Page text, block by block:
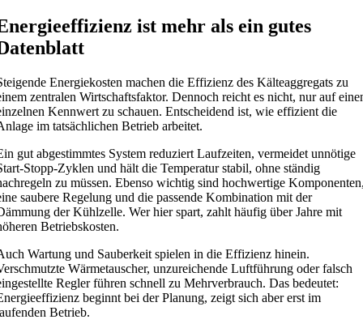
ist mehr als ein gutes
Energiekosten machen die Effizienz des Kälteaggregats zu
zentralen Wirtschaftsfaktor. Dennoch reicht es nicht, nur auf
Kennwert zu schauen. Entscheidend ist, wie effizient die
im tatsächlichen Betrieb arbeitet.
gut abgestimmtes System reduziert Laufzeiten, vermeidet unnötige
Stopp-Zyklen und hält die Temperatur stabil, ohne ständig
zu müssen. Ebenso wichtig sind hochwertige
saubere Regelung und die passende Kombination mit der
der Kühlzelle. Wer hier spart, zahlt häufig über Jahre mit
Betriebskosten.
Wartung und Sauberkeit spielen in die Effizienz hinein.
Wärmetauscher, unzureichende Luftführung oder falsch
Regler führen schnell zu Mehrverbrauch. Das bedeutet:
beginnt bei der Planung, zeigt sich aber erst im
Betrieb.